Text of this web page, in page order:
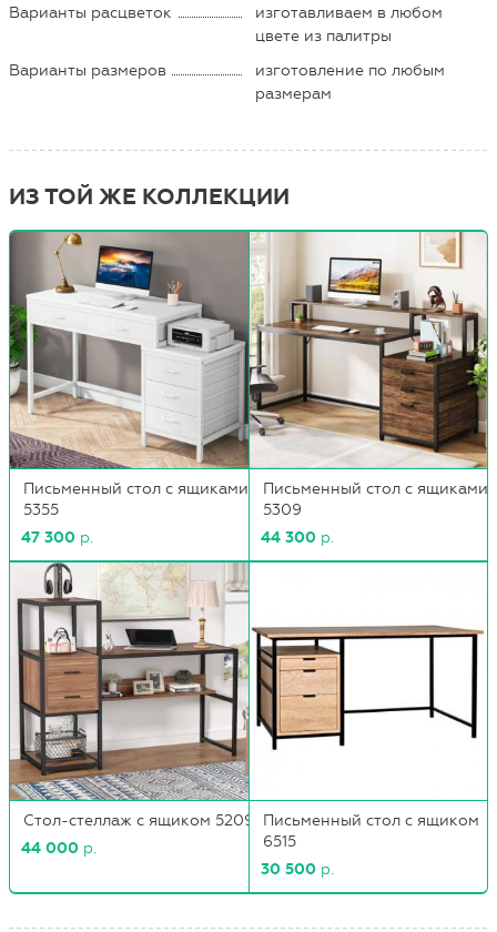
Варианты расцветок
изготавливаем в любом
цвете из палитры
Варианты размеров
изготовление по любым
размерам
ИЗ ТОЙ ЖЕ КОЛЛЕКЦИИ
Письменный стол с ящиками
5355
47 300 р.
Письменный стол с ящиками
5309
44 300 р.
Стол-стеллаж с ящиком 5209
44 000 р.
Письменный стол с ящиком
6515
30 500 р.